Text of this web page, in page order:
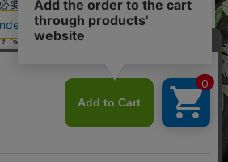
る設定を詳細に行いたい場合はこち
設定